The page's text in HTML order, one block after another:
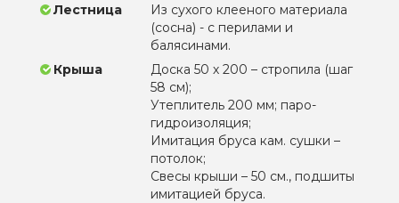
Лестница
Из сухого клееного материала
(сосна) - с перилами и
балясинами.
Крыша
Доска 50 х 200 – стропила (шаг
58 см);
Утеплитель 200 мм; паро-
гидроизоляция;
Имитация бруса кам. сушки –
потолок;
Свесы крыши – 50 см., подшиты
имитацией бруса.